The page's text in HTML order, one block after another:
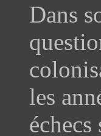
Dans
les